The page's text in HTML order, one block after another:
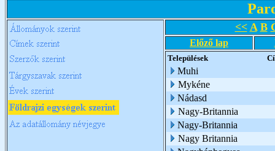
<< A B
Előző lap
Települések
Muhi
Mykéne
Nádasd
Nagy-Britannia
Nagy-Britannia
Nagy Britannia